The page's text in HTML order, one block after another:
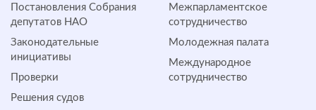
Постановления Собрания
депутатов НАО
Законодательные
инициативы
Проверки
Решения судов
Межпарламентское
сотрудничество
Молодежная палата
Международное
сотрудничество